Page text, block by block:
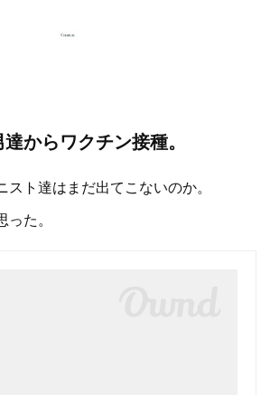
からワクチン接種。
ト達はまだ出てこないのか。
た。